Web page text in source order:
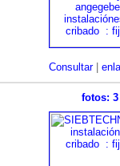
Consultar|
fotos: 3